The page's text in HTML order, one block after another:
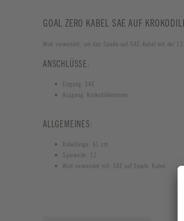
GOAL ZERO KABEL SAE AUF
Wird verwendet, um das Spade-auf-SAE-Kabel mit der
ANSCHLÜSSE:
Eingang: SAE
Ausgang: Krokodilklemmen
ALLGEMEINES:
Kabellänge: 61 cm
Spurweite: 12
Wird verwendet mit: SAE auf Spade Kabel